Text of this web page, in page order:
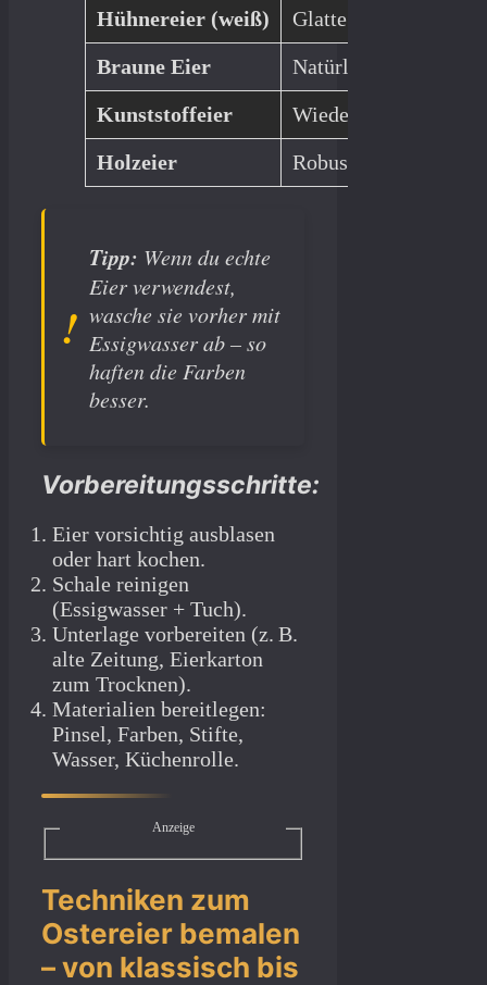
Hühnereier (weiß)
Glatte Oberfläche,
Braune Eier
Natürlicher Look
Kunststoffeier
Wiederverwendbar,
Holzeier
Robust, ideal für
Tipp: Wenn du echte
Eier verwendest,
wasche sie vorher mit
Essigwasser ab – so
haften die Farben
besser.
Vorbereitungsschritte:
Eier vorsichtig ausblasen
oder hart kochen.
Schale reinigen
(Essigwasser + Tuch).
Unterlage vorbereiten (z. B.
alte Zeitung, Eierkarton
zum Trocknen).
Materialien bereitlegen:
Pinsel, Farben, Stifte,
Wasser, Küchenrolle.
Anzeige
Techniken zum
Ostereier bemalen
– von klassisch bis